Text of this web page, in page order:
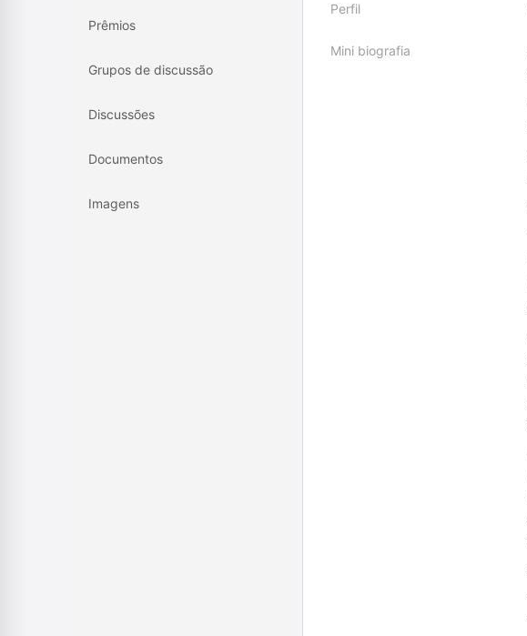
Prêmios
Grupos de discussão
Discussões
Documentos
Imagens
Perfil
Mini biografia